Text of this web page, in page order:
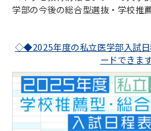
学部の今後の総合型選抜・学校推
◇◆2025年度の私立医学部入試日
ードでき